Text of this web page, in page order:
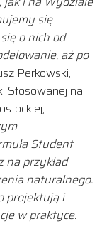
się
o nich od
aż po
Perkowski,
Stosowanej na
Student
przykład
naturalnego.
projektują i
w praktyce.